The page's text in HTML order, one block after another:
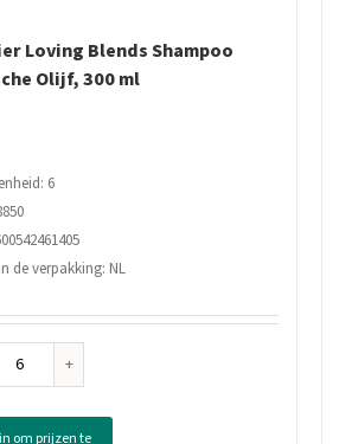
Loving Blends Shampoo
Olijf, 300 ml
6
de verpakking: NL
Garnier
Blends
om prijzen te